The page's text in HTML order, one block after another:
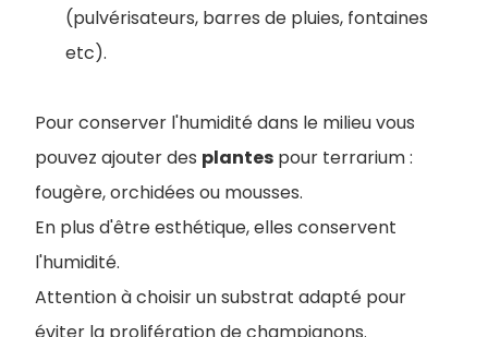
(pulvérisateurs, barres de pluies, fontaines
etc).
Pour conserver l'humidité dans le milieu vous
pouvez ajouter des plantes pour terrarium :
fougère, orchidées ou mousses.
En plus d'être esthétique, elles conservent
l'humidité.
Attention à choisir un substrat adapté pour
éviter la prolifération de champignons.